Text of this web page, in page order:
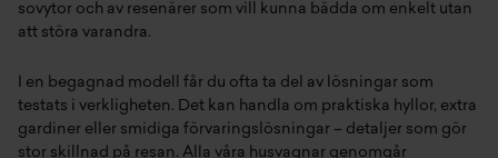
sovytor och av resenärer som vill kunna bädda om enkelt utan
att störa varandra.
I en begagnad modell får du ofta ta del av lösningar som
testats i verkligheten. Det kan handla om praktiska hyllor, extra
gardiner eller smidiga förvaringslösningar – detaljer som gör
stor skillnad på resan. Alla våra husvagnar genomgår